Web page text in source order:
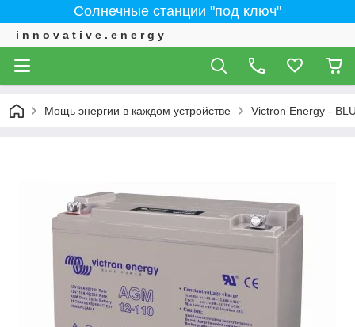
Солнечные станции "под ключ"
i n n o v a t i v e . e n e r g y
Мощь энергии в каждом устройстве Victron Energy -